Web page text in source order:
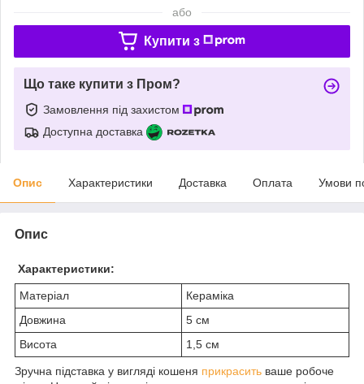
або
Купити з
Що таке купити з Пром?
Замовлення під захистом
Доступна доставка
Опис Характеристики Доставка Оплата Умови
Опис
Характеристики:
Матеріал
Кераміка
Довжина
5 см
Висота
1,5 см
Зручна підставка у вигляді кошеня прикрасить ваше робоче